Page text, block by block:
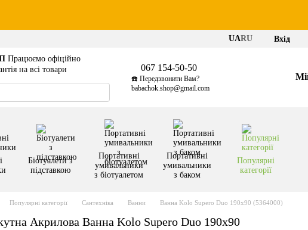
UARU Вхід
Працюємо офіційно
на всі товари
067 154-50-50
☎️ Передзвонити Вам?
babachok.shop@gmail.com
Біотуалети з
підставкою
Портативні
умивальники
з біотуалетом
Портативні
умивальники
з баком
Популярні
категорії
Популярні категорії Сантехніка Ванни Ванна Kolo Supero Duo 190x90 (5364000)
Акрилова Ванна Kolo Supero Duo 190x90